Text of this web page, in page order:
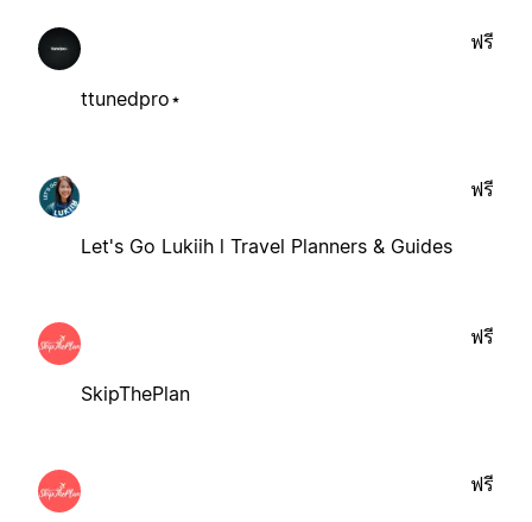
ttunedpro⋆
ฟรี
Let's Go Lukiih l Travel Planners & Guides
ฟรี
SkipThePlan
ฟรี
ฟรี